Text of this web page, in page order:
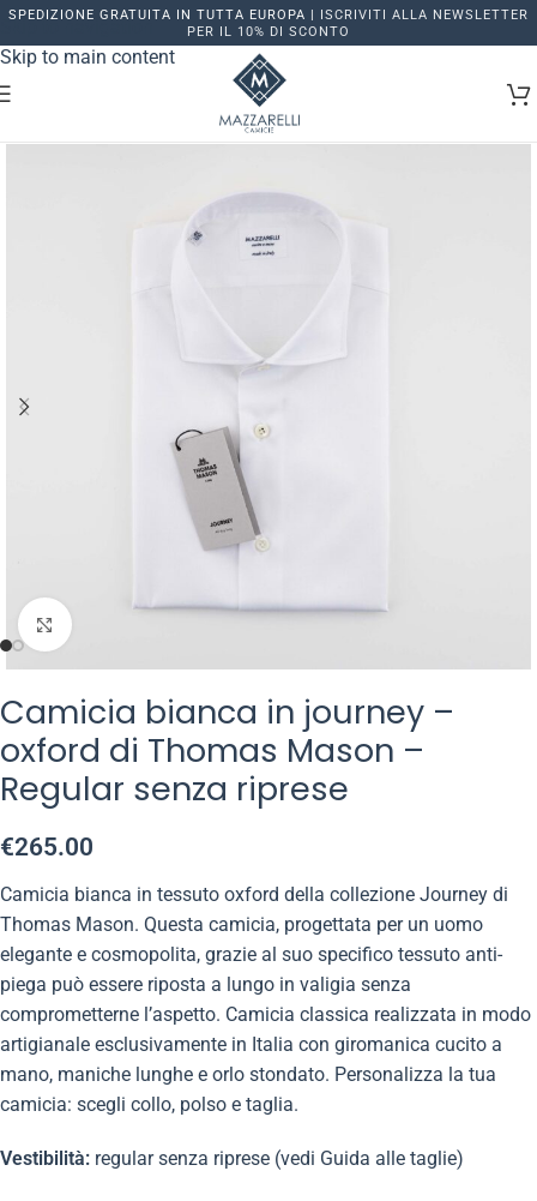
Skip to navigation
Skip to main content
SPEDIZIONE GRATUITA IN TUTTA EUROPA | ISCRIVITI ALLA NEWSLETTER
PER IL 10% DI SCONTO
Click to enlarge
Camicia bianca in journey –
oxford di Thomas Mason –
Regular senza riprese
€265.00
Camicia bianca in tessuto oxford della collezione Journey di
Thomas Mason. Questa camicia, progettata per un uomo
elegante e cosmopolita, grazie al suo specifico tessuto anti-
piega può essere riposta a lungo in valigia senza
comprometterne l’aspetto. Camicia classica realizzata in modo
artigianale esclusivamente in Italia con giromanica cucito a
mano, maniche lunghe e orlo stondato. Personalizza la tua
camicia: scegli collo, polso e taglia.
Vestibilità: regular senza riprese (vedi Guida alle taglie)